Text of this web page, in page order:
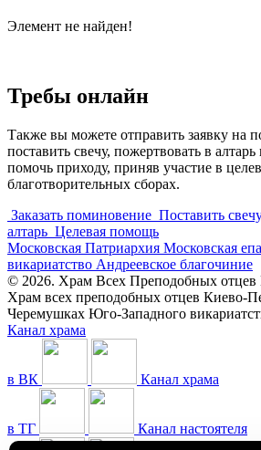
Элемент не найден!
Требы онлайн
Также вы можете отправить заявку на
поставить свечу, пожертвовать в
помочь приходу, приняв участие в
благотворительных сборах.
Заказать поминовение Поставить
алтарь Целевая помощь
Московская Патриархия Московская
викариатство Андреевское благочиние
© 2026. Храм Всех Преподобных отцев
Храм всех преподобных отцев Киево-
Черемушках Юго-Западного
Канал храма
в ВК Канал храма
в ТГ Канал настоятеля